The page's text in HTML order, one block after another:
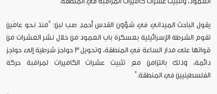
يقول الباحث الميداني في شؤون القدس أحمد صب لبن: "منذ نحو عامَين
تقوم الشرطة الإسرائيلية بعسكرة باب العمود من خلال نشر العشرات من
قواتها على مدار الساعة في المنطقة، وتحويل 3 حواجز شرطية إلى حواجز
دائمة، وذلك بالتزامن مع تثبيت عشرات الكاميرات لمراقبة حركة
الفلسطينيين في المنطقة."